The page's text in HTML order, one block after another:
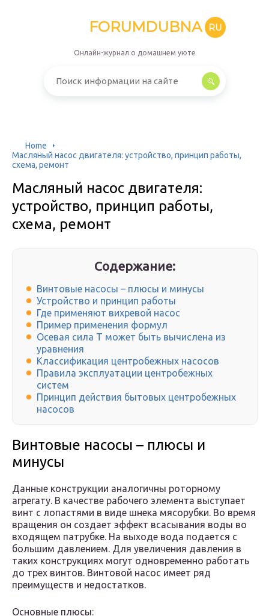
FORUMDUBNA RU
Онлайн-журнал о домашнем уюте
Home
Масляный насос двигателя: устройство, принцип работы,
схема, ремонт
Масляный насос двигателя:
устройство, принцип работы,
схема, ремонт
Содержание:
Винтовые насосы – плюсы и минусы
Устройство и принцип работы
Где применяют вихревой насос
Пример применения формул
Осевая сила Т может быть вычислена из
уравнения
Классификация центробежных насосов
Правила эксплуатации центробежных
систем
Принцип действия бытовых центробежных
насосов
Винтовые насосы – плюсы и
минусы
Данные конструкции аналогичны роторному
агрегату. В качестве рабочего элемента выступает
винт с лопастями в виде шнека мясорубки. Во время
вращения он создает эффект всасывания воды во
входящем патрубке. На выходе вода подается с
большим давлением. Для увеличения давления в
таких конструкциях могут одновременно работать
до трех винтов. Винтовой насос имеет ряд
преимуществ и недостатков.
Основные плюсы: